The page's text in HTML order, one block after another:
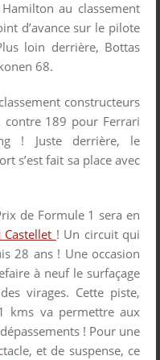
au classement
d’avance sur le pilote
loin derrière, Bottas
68.
constructeurs
189 pour Ferrari
! Juste derrière, le
s’est fait sa place avec
de Formule 1 sera en
! Un circuit qui
28 ans ! Une occasion
à neuf le surfaçage
virages. Cette piste,
kms va permettre aux
! Pour une
et de suspense, ce